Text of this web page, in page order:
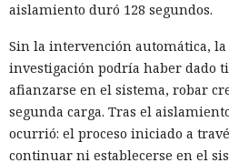
aislamiento duró 128 segundos.
Sin la intervención automática,
investigación podría haber dado
afianzarse en el sistema, robar
segunda carga. Tras el
ocurrió: el proceso iniciado a
continuar ni establecerse en el